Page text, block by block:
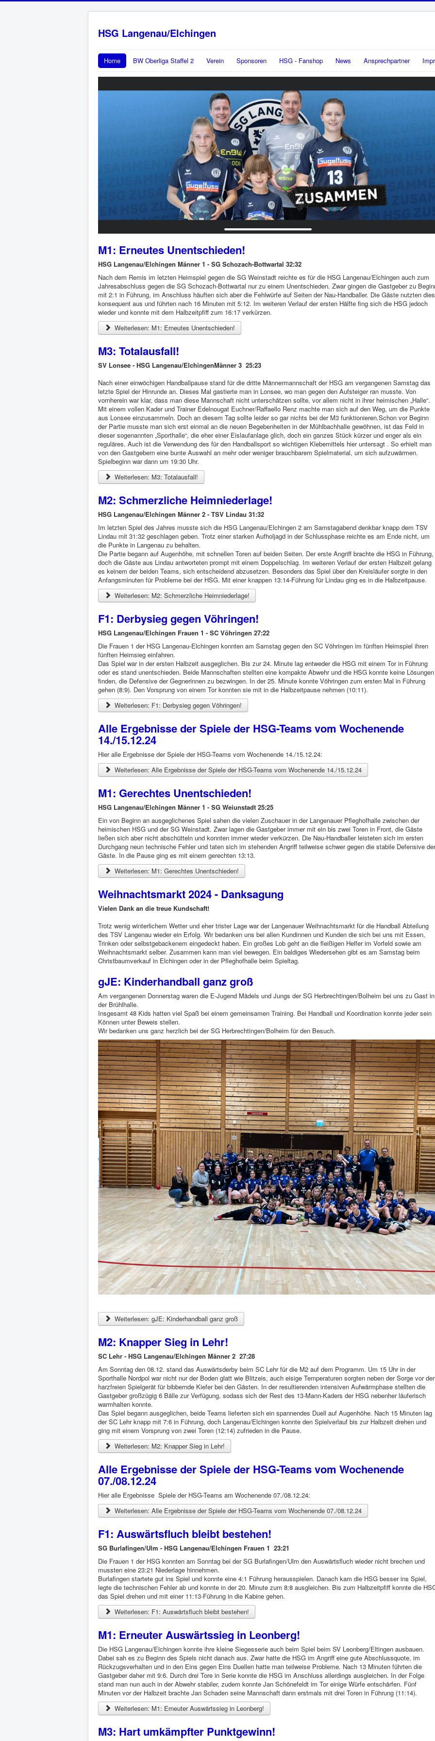
HSG Langenau/Elchingen
Home BW Oberliga Staffel 2 Verein Sponsoren HSG - Fanshop News Ansprechpartner
M1: Erneutes Unentschieden!
HSG Langenau/Elchingen Männer 1 - SG Schozach-Bottwartal 32:32
Nach dem Remis im letzten Heimspiel gegen die SG Weinstadt reichte es für die HSG Langenau/Elchingen auch zum
Jahresabschluss gegen die SG Schozach-Bottwartal nur zu einem Unentschieden. Zwar gingen die Gastgeber zu
mit 2:1 in Führung, im Anschluss häuften sich aber die Fehlwürfe auf Seiten der Nau-Handballer. Die Gäste nutzten dies
konsequent aus und führten nach 16 Minuten mit 5:12. Im weiteren Verlauf der ersten Hälfte fing sich die HSG jedoch
wieder und konnte mit dem Halbzeitpfiff zum 16:17 verkürzen.
Weiterlesen: M1: Erneutes Unentschieden!
M3: Totalausfall!
SV Lonsee - HSG Langenau/ElchingenMänner 3 25:23
Nach einer einwöchigen Handballpause stand für die dritte Männermannschaft der HSG am vergangenen Samstag das
letzte Spiel der Hinrunde an. Dieses Mal gastierte man in Lonsee, wo man gegen den Aufsteiger ran musste. Von
vornherein war klar, dass man diese Mannschaft nicht unterschätzen sollte, vor allem nicht in ihrer heimischen „Halle“.
Mit einem vollen Kader und Trainer Edelnougat Euchner/Raffaello Renz machte man sich auf den Weg, um die Punkte
aus Lonsee einzusammeln. Doch an diesem Tag sollte leider so gar nichts bei der M3 funktionieren.Schon vor Beginn
der Partie musste man sich erst einmal an die neuen Begebenheiten in der Mühlbachhalle gewöhnen, ist das Feld in
dieser sogenannten „Sporthalle“, die eher einer Eislaufanlage glich, doch ein ganzes Stück kürzer und enger als ein
reguläres. Auch ist die Verwendung des für den Handballsport so wichtigen Klebemittels hier untersagt . So erhielt man
von den Gastgebern eine bunte Auswahl an mehr oder weniger brauchbarem Spielmaterial, um sich aufzuwärmen.
Spielbeginn war dann um 19:30 Uhr.
Weiterlesen: M3: Totalausfall!
M2: Schmerzliche Heimniederlage!
HSG Langenau/Elchingen Männer 2 - TSV Lindau 31:32
Im letzten Spiel des Jahres musste sich die HSG Langenau/Elchingen 2 am Samstagabend denkbar knapp dem TSV
Lindau mit 31:32 geschlagen geben. Trotz einer starken Aufholjagd in der Schlussphase reichte es am Ende nicht, um
die Punkte in Langenau zu behalten.
Die Partie begann auf Augenhöhe, mit schnellen Toren auf beiden Seiten. Der erste Angriff brachte die HSG in Führung,
doch die Gäste aus Lindau antworteten prompt mit einem Doppelschlag. Im weiteren Verlauf der ersten Halbzeit gelang
es keinem der beiden Teams, sich entscheidend abzusetzen. Besonders das Spiel über den Kreisläufer sorgte in den
Anfangsminuten für Probleme bei der HSG. Mit einer knappen 13:14-Führung für Lindau ging es in die Halbzeitpause.
Weiterlesen: M2: Schmerzliche Heimniederlage!
F1: Derbysieg gegen Vöhringen!
HSG Langenau/Elchingen Frauen 1 - SC Vöhringen 27:22
Die Frauen 1 der HSG Langenau-Elchingen konnten am Samstag gegen den SC Vöhringen im fünften Heimspiel ihren
fünften Heimsieg einfahren.
Das Spiel war in der ersten Halbzeit ausgeglichen. Bis zur 24. Minute lag entweder die HSG mit einem Tor in Führung
oder es stand unentschieden. Beide Mannschaften stellten eine kompakte Abwehr und die HSG konnte keine Lösungen
finden, die Defensive der Gegnerinnen zu bezwingen. In der 25. Minute konnte Vöhringen zum ersten Mal in Führung
gehen (8:9). Den Vorsprung von einem Tor konnten sie mit in die Halbzeitpause nehmen (10:11).
Weiterlesen: F1: Derbysieg gegen Vöhringen!
Alle Ergebnisse der Spiele der HSG-Teams vom Wochenende
14./15.12.24
Hier alle Ergebnisse der Spiele der HSG-Teams vom Wochenende 14./15.12.24:
Weiterlesen: Alle Ergebnisse der Spiele der HSG-Teams vom Wochenende 14./15.12.24
M1: Gerechtes Unentschieden!
HSG Langenau/Elchingen Männer 1 - SG Weiunstadt 25:25
Ein von Beginn an ausgeglichenes Spiel sahen die vielen Zuschauer in der Langenauer Pfleghofhalle zwischen der
heimischen HSG und der SG Weinstadt. Zwar lagen die Gastgeber immer mit ein bis zwei Toren in Front, die Gäste
ließen sich aber nicht abschütteln und konnten immer wieder verkürzen. Die Nau-Handballer leisteten sich im ersten
Durchgang neun technische Fehler und taten sich im stehenden Angriff teilweise schwer gegen die stabile Defensive der
Gäste. In die Pause ging es mit einem gerechten 13:13.
Weiterlesen: M1: Gerechtes Unentschieden!
Weihnachtsmarkt 2024 - Danksagung
Vielen Dank an die treue Kundschaft!
Trotz wenig winterlichem Wetter und eher trister Lage war der Langenauer Weihnachtsmarkt für die Handball Abteilung
des TSV Langenau wieder ein Erfolg. Wir bedanken uns bei allen Kundinnen und Kunden die sich bei uns mit Essen,
Trinken oder selbstgebackenem eingedeckt haben. Ein großes Lob geht an die fleißigen Helfer im Vorfeld sowie am
Weihnachtsmarkt selber. Zusammen kann man viel bewegen. Ein baldiges Wiedersehen gibt es am Samstag beim
Christbaumverkauf in Elchingen oder in der Pfleghofhalle beim Spieltag.
gJE: Kinderhandball ganz groß
Am vergangenen Donnerstag waren die E-Jugend Mädels und Jungs der SG Herbrechtingen/Bolheim bei uns zu Gast in
der Brühlhalle.
Insgesamt 48 Kids hatten viel Spaß bei einem gemeinsamen Training. Bei Handball und Koordination konnte jeder sein
Können unter Beweis stellen.
Wir bedanken uns ganz herzlich bei der SG Herbrechtingen/Bolheim für den Besuch.
Weiterlesen: gJE: Kinderhandball ganz groß
M2: Knapper Sieg in Lehr!
SC Lehr - HSG Langenau/Elchingen Männer 2 27:28
Am Sonntag den 08.12. stand das Auswärtsderby beim SC Lehr für die M2 auf dem Programm. Um 15 Uhr in der
Sporthalle Nordpol war nicht nur der Boden glatt wie Blitzeis, auch eisige Temperaturen sorgten neben der Sorge vor
harzfreien Spielgerät für bibbernde Kiefer bei den Gästen. In der resultierenden intensiven Aufwärmphase stellten die
Gastgeber großzügig 6 Bälle zur Verfügung, sodass sich der Rest des 13-Mann-Kaders der HSG nebenher läuferisch
warmhalten konnte.
Das Spiel begann ausgeglichen, beide Teams lieferten sich ein spannendes Duell auf Augenhöhe. Nach 15 Minuten lag
der SC Lehr knapp mit 7:6 in Führung, doch Langenau/Elchingen konnte den Spielverlauf bis zur Halbzeit drehen und
ging mit einem Vorsprung von zwei Toren (12:14) zufrieden in die Pause.
Weiterlesen: M2: Knapper Sieg in Lehr!
Alle Ergebnisse der Spiele der HSG-Teams vom Wochenende
07./08.12.24
Hier alle Ergebnisse Spiele der HSG-Teams am Wochenende 07./08.12.24:
Weiterlesen: Alle Ergebnisse der Spiele der HSG-Teams vom Wochenende 07./08.12.24
F1: Auswärtsfluch bleibt bestehen!
SG Burlafingen/Ulm - HSG Langenau/Elchingen Frauen 1 23:21
Die Frauen 1 der HSG konnten am Sonntag bei der SG Burlafingen/Ulm den Auswärtsfluch wieder nicht brechen und
mussten eine 23:21 Niederlage hinnehmen.
Burlafingen startete gut ins Spiel und konnte eine 4:1 Führung herausspielen. Danach kam die HSG besser ins Spiel,
legte die technischen Fehler ab und konnte in der 20. Minute zum 8:8 ausgleichen. Bis zum Halbzeitpfiff konnte die
das Spiel drehen und mit einer 11:13-Führung in die Kabine gehen.
Weiterlesen: F1: Auswärtsfluch bleibt bestehen!
M1: Erneuter Auswärtssieg in Leonberg!
Die HSG Langenau/Elchingen konnte ihre kleine Siegesserie auch beim Spiel beim SV Leonberg/Eltingen ausbauen.
Dabei sah es zu Beginn des Spiels nicht danach aus. Zwar hatte die HSG im Angriff eine gute Abschlussquote, im
Rückzugsverhalten und in den Eins gegen Eins Duellen hatte man teilweise Probleme. Nach 13 Minuten führten die
Gastgeber daher mit 9:6. Durch drei Tore in Serie konnte die HSG im Anschluss allerdings ausgleichen. In der Folge
stand man nun auch in der Abwehr stabiler, zudem konnte Jan Schönefeldt im Tor einige Würfe entschärfen. Fünf
Minuten vor der Halbzeit brachte Jan Schaden seine Mannschaft dann erstmals mit drei Toren in Führung (11:14).
Weiterlesen: M1: Erneuter Auswärtssieg in Leonberg!
M3: Hart umkämpfter Punktgewinn!